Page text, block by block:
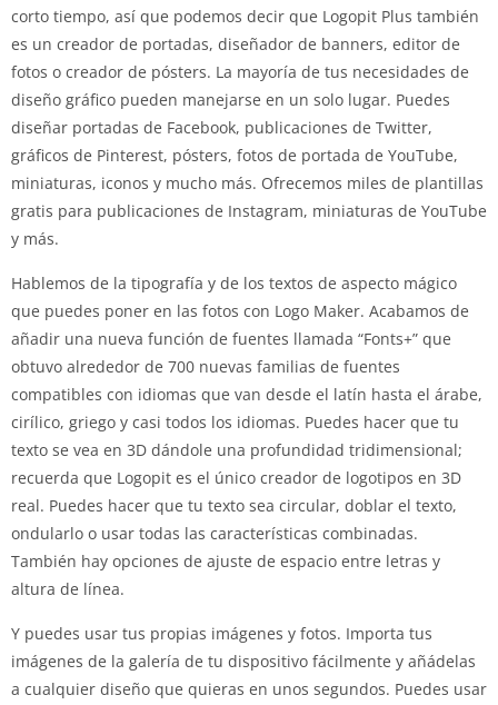
corto tiempo, así que podemos decir que Logopit Plus también
es un creador de portadas, diseñador de banners, editor de
fotos o creador de pósters. La mayoría de tus necesidades de
diseño gráfico pueden manejarse en un solo lugar. Puedes
diseñar portadas de Facebook, publicaciones de Twitter,
gráficos de Pinterest, pósters, fotos de portada de YouTube,
miniaturas, iconos y mucho más. Ofrecemos miles de plantillas
gratis para publicaciones de Instagram, miniaturas de YouTube
y más.
Hablemos de la tipografía y de los textos de aspecto mágico
que puedes poner en las fotos con Logo Maker. Acabamos de
añadir una nueva función de fuentes llamada “Fonts+” que
obtuvo alrededor de 700 nuevas familias de fuentes
compatibles con idiomas que van desde el latín hasta el árabe,
cirílico, griego y casi todos los idiomas. Puedes hacer que tu
texto se vea en 3D dándole una profundidad tridimensional;
recuerda que Logopit es el único creador de logotipos en 3D
real. Puedes hacer que tu texto sea circular, doblar el texto,
ondularlo o usar todas las características combinadas.
También hay opciones de ajuste de espacio entre letras y
altura de línea.
Y puedes usar tus propias imágenes y fotos. Importa tus
imágenes de la galería de tu dispositivo fácilmente y añádelas
a cualquier diseño que quieras en unos segundos. Puedes usar